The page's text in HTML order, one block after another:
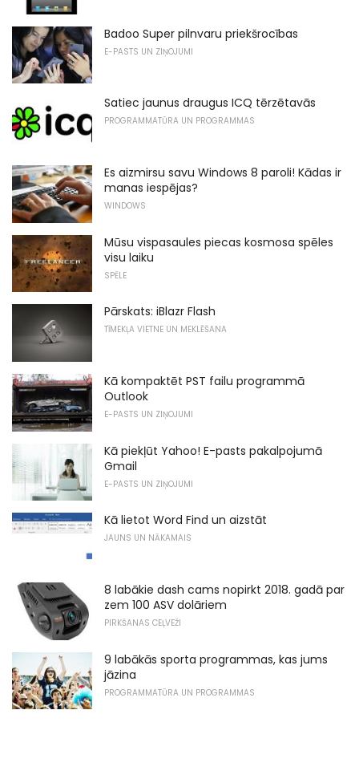
Badoo Super pilnvaru priekšrocības
E-PASTS UN ZIŅOJUMI
Satiec jaunus draugus ICQ tērzētavās
PROGRAMMATŪRA UN PROGRAMMAS
Es aizmirsu savu Windows 8 paroli! Kādas ir
manas iespējas?
WINDOWS
Mūsu vispasaules piecas kosmosa spēles
visu laiku
SPĒLE
Pārskats: iBlazr Flash
TĪMEKĻA VIETNE UN MEKLĒŠANA
Kā kompaktēt PST failu programmā
Outlook
E-PASTS UN ZIŅOJUMI
Kā piekļūt Yahoo! E-pasts pakalpojumā
Gmail
E-PASTS UN ZIŅOJUMI
Kā lietot Word Find un aizstāt
JAUNS UN NĀKAMAIS
8 labākie dash cams nopirkt 2018. gadā par
zem 100 ASV dolāriem
PIRKŠANAS CEĻVEŽI
9 labākās sporta programmas, kas jums
jāzina
PROGRAMMATŪRA UN PROGRAMMAS